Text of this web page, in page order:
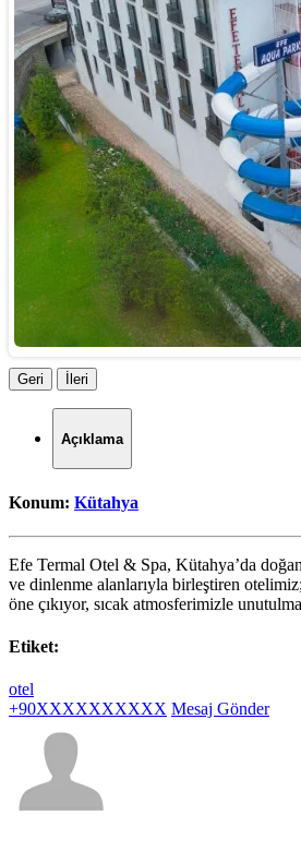
Geri İleri
Açıklama
Konum: Kütahya
Efe Termal Otel & Spa, Kütahya’da
ve dinlenme alanlarıyla birleştiren
öne çıkıyor, sıcak atmosferimizle
Etiket:
otel
+90XXXXXXXXXX Mesaj Gönder